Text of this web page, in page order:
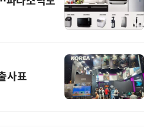
사표